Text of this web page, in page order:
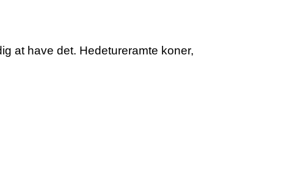
at have det. Hedetureramte koner,